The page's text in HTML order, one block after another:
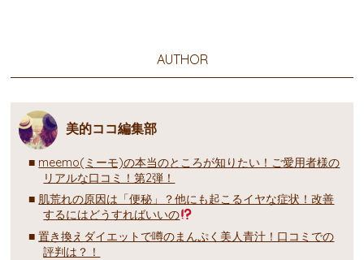
AUTHOR
美的ココ編集部
meemo(ミーモ)の本当のところが知りたい！ご愛用者様の
リアルな口コミ！第2弾！
肌荒れの原因は「便秘」？他にも起こるイヤな症状！改善
するにはどうすればいいの
置き換えダイエットで噂のまんぷく美人青汁！口コミでの
評判は？！